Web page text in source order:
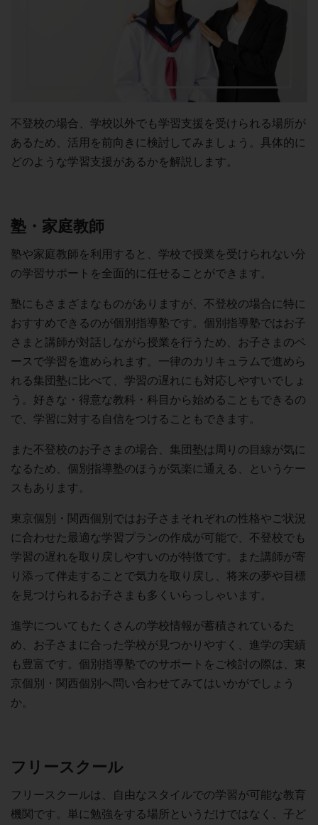
不登校の場合、学校以外でも学習支援を受けられる場所が
あるため、活用を前向きに検討してみましょう。具体的に
どのような学習支援があるかを解説します。
塾・家庭教師
塾や家庭教師を利用すると、学校で授業を受けられない分
の学習サポートを全面的に任せることができます。
塾にもさまざまなものがありますが、不登校の場合に特に
おすすめできるのが個別指導塾です。個別指導塾ではお子
さまと講師が対話しながら授業を行うため、お子さまのペ
ースで学習を進められます。一律のカリキュラムで進めら
れる集団塾に比べて、学習の遅れにも対応しやすいでしょ
う。好きな・得意な教科・科目から始めることもできるの
で、学習に対する自信をつけることもできます。
また不登校のお子さまの場合、集団塾は周りの目線が気に
なるため、個別指導塾のほうが気楽に通える、というケー
スもあります。
東京個別・関西個別ではお子さまそれぞれの性格やご状況
に合わせた最適な学習プランの作成が可能で、不登校でも
学習の遅れを取り戻しやすいのが特徴です。また講師が寄
り添って伴走することで気力を取り戻し、将来の夢や目標
を見つけられるお子さまも多くいらっしゃいます。
進学についてもたくさんの学校情報が蓄積されているた
め、お子さまに合った学校が見つかりやすく、進学の実績
も豊富です。個別指導塾でのサポートをご検討の際は、東
京個別・関西個別へ問い合わせてみてはいかがでしょう
か。
フリースクール
フリースクールは、自由なスタイルでの学習が可能な教育
機関です。単に勉強をする場所というだけではなく、子ど